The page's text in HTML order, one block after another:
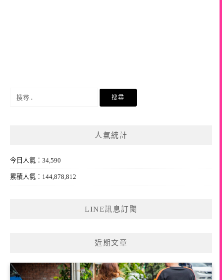
人氣統計
今日人氣：34,590
累積人氣：144,878,812
LINE訊息訂閱
近期文章